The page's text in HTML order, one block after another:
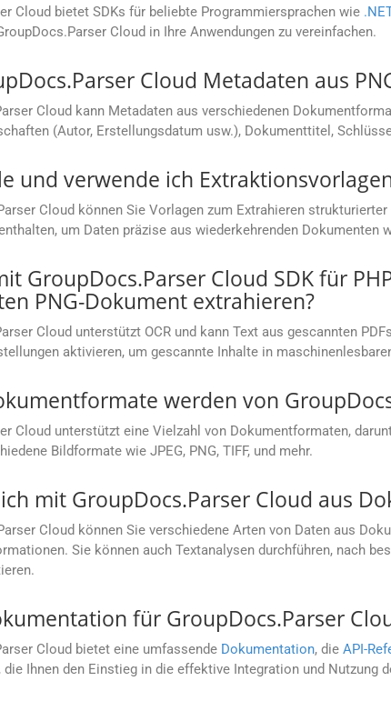
Cloud bietet SDKs für beliebte Programmiersprachen wie .NET
Cloud in Ihre Anwendungen zu vereinfachen.
Cloud Metadaten aus
Cloud kann Metadaten aus verschiedenen
(Autor, Erstellungsdatum usw.), Dokumenttitel,
und verwende ich
Cloud können Sie Vorlagen zum Extrahieren
um Daten präzise aus wiederkehrenden Dokumenten
GroupDocs.Parser Cloud SDK für
PNG-Dokument extrahieren?
Cloud unterstützt OCR und kann Text aus gescannten
aktivieren, um gescannte Inhalte in
werden von
Cloud unterstützt eine Vielzahl von Dokumentformaten,
Bildformate wie JPEG, PNG, TIFF, und mehr.
mit GroupDocs.Parser Cloud aus
Cloud können Sie verschiedene Arten von Daten aus
Sie können auch Textanalysen durchführen, nach
für GroupDocs.Parser
Cloud bietet eine umfassende Dokumentation, die API-
die Ihnen den Einstieg in die effektive Integration und Nutzung